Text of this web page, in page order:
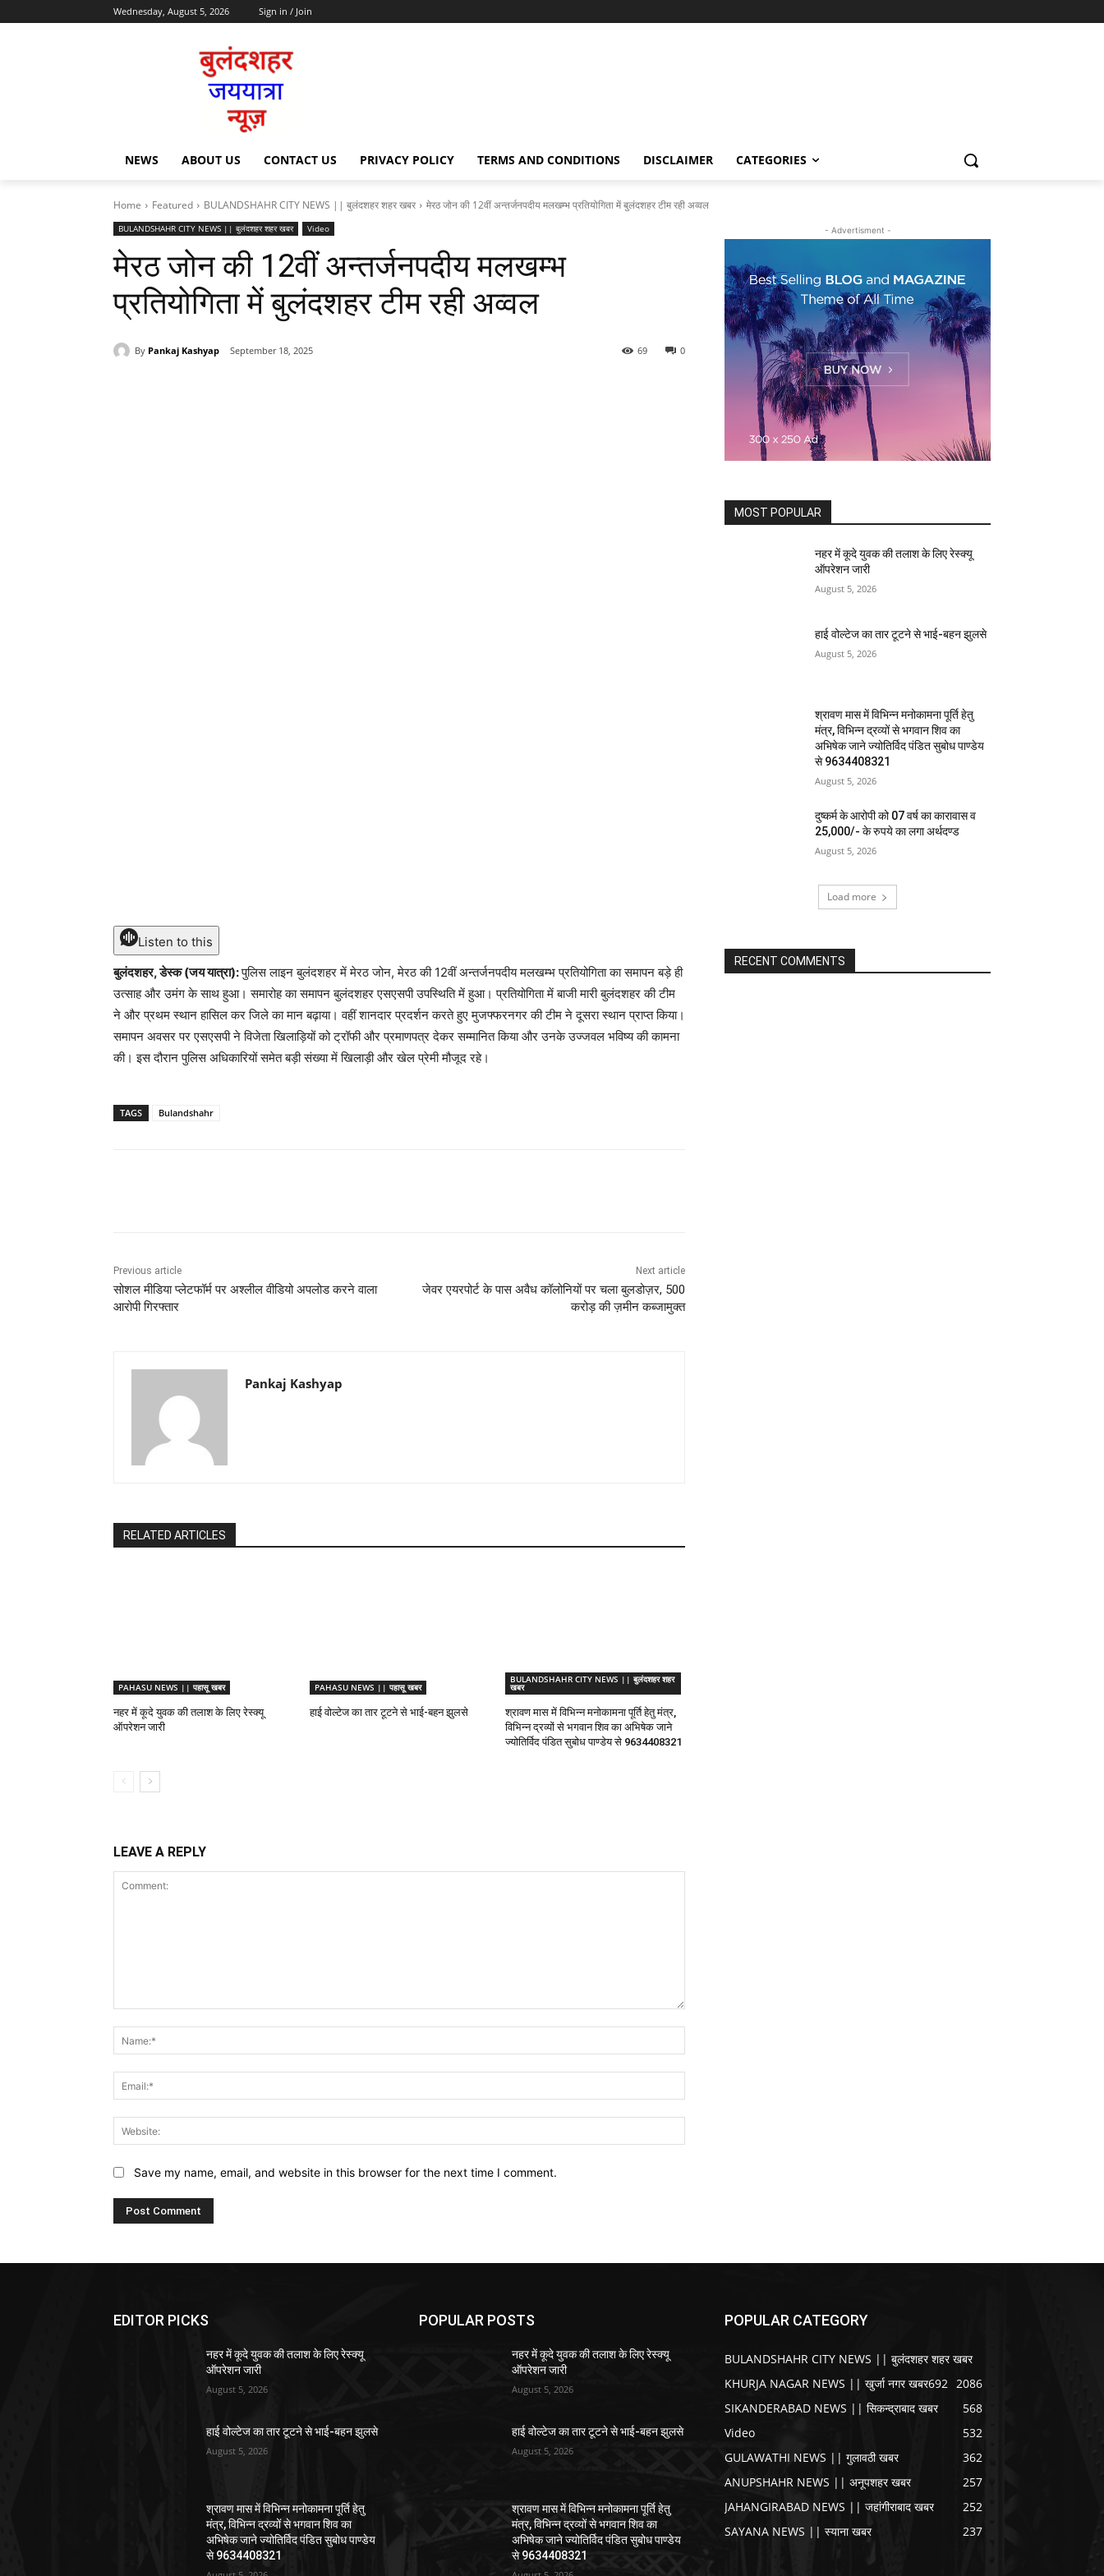
Wednesday, August 5, 2026 Sign in / Join
NEWS ABOUT US CONTACT US PRIVACY POLICY TERMS AND CONDITIONS DISCLAIMER CATEGORIES
Home Featured BULANDSHAHR CITY NEWS || बुलंदशहर शहर खबर मेरठ जोन की 12वीं अन्तर्जनपदीय मलखम्भ प्रतियोगिता में बुलंदशहर टीम रही अव्वल
BULANDSHAHR CITY NEWS || बुलंदशहर शहर खबर Video
मेरठ जोन की 12वीं अन्तर्जनपदीय मलखम्भ
प्रतियोगिता में बुलंदशहर टीम रही अव्वल
By Pankaj Kashyap September 18, 2025 0
69
Listen to this
बुलंदशहर, डेस्क (जय यात्रा):पुलिस लाइन बुलंदशहर में मेरठ जोन, मेरठ की 12वीं अन्तर्जनपदीय मलखम्भ प्रतियोगिता का समापन बड़े ही
उत्साह और उमंग के साथ हुआ। समारोह का समापन बुलंदशहर एसएसपी उपस्थिति में हुआ। प्रतियोगिता में बाजी मारी बुलंदशहर की टीम
ने और प्रथम स्थान हासिल कर जिले का मान बढ़ाया। वहीं शानदार प्रदर्शन करते हुए मुजफ्फरनगर की टीम ने दूसरा स्थान प्राप्त किया।
समापन अवसर पर एसएसपी ने विजेता खिलाड़ियों को ट्रॉफी और प्रमाणपत्र देकर सम्मानित किया और उनके उज्जवल भविष्य की कामना
की। इस दौरान पुलिस अधिकारियों समेत बड़ी संख्या में खिलाड़ी और खेल प्रेमी मौजूद रहे।
TAGS Bulandshahr
Previous article
सोशल मीडिया प्लेटफॉर्म पर अश्लील वीडियो अपलोड करने वाला
आरोपी गिरफ्तार
Next article
जेवर एयरपोर्ट के पास अवैध कॉलोनियों पर चला बुलडोज़र, 500
करोड़ की ज़मीन कब्जामुक्त
Pankaj Kashyap
RELATED ARTICLES
PAHASU NEWS || पहासू खबर
नहर में कूदे युवक की तलाश के लिए रेस्क्यू
ऑपरेशन जारी
PAHASU NEWS || पहासू खबर
हाई वोल्टेज का तार टूटने से भाई-बहन झुलसे
BULANDSHAHR CITY NEWS || बुलंदशहर शहर
खबर
श्रावण मास में विभिन्न मनोकामना पूर्ति हेतु मंत्र,
विभिन्न द्रव्यों से भगवान शिव का अभिषेक जाने
ज्योतिर्विद पंडित सुबोध पाण्डेय से 9634408321
LEAVE A REPLY
Save my name, email, and website in this browser for the next time I comment.
- Advertisment -
MOST POPULAR
नहर में कूदे युवक की तलाश के लिए रेस्क्यू
ऑपरेशन जारी
August 5, 2026
हाई वोल्टेज का तार टूटने से भाई-बहन झुलसे
August 5, 2026
श्रावण मास में विभिन्न मनोकामना पूर्ति हेतु
मंत्र, विभिन्न द्रव्यों से भगवान शिव का
अभिषेक जाने ज्योतिर्विद पंडित सुबोध पाण्डेय
से 9634408321
August 5, 2026
दुष्कर्म के आरोपी को 07 वर्ष का कारावास व
25,000/- के रुपये का लगा अर्थदण्ड
August 5, 2026
Load more
RECENT COMMENTS
EDITOR PICKS
नहर में कूदे युवक की तलाश के लिए रेस्क्यू
ऑपरेशन जारी
August 5, 2026
हाई वोल्टेज का तार टूटने से भाई-बहन झुलसे
August 5, 2026
श्रावण मास में विभिन्न मनोकामना पूर्ति हेतु
मंत्र, विभिन्न द्रव्यों से भगवान शिव का
अभिषेक जाने ज्योतिर्विद पंडित सुबोध पाण्डेय
से 9634408321
POPULAR POSTS
नहर में कूदे युवक की तलाश के लिए रेस्क्यू
ऑपरेशन जारी
August 5, 2026
हाई वोल्टेज का तार टूटने से भाई-बहन झुलसे
August 5, 2026
श्रावण मास में विभिन्न मनोकामना पूर्ति हेतु
मंत्र, विभिन्न द्रव्यों से भगवान शिव का
अभिषेक जाने ज्योतिर्विद पंडित सुबोध पाण्डेय
से 9634408321
POPULAR CATEGORY
BULANDSHAHR CITY NEWS || बुलंदशहर शहर खबर
2086
KHURJA NAGAR NEWS || खुर्जा नगर खबर692
SIKANDERABAD NEWS || सिकन्द्राबाद खबर
568
Video
532
GULAWATHI NEWS || गुलावठी खबर
362
ANUPSHAHR NEWS || अनूपशहर खबर
257
JAHANGIRABAD NEWS || जहांगीराबाद खबर
252
SAYANA NEWS || स्याना खबर
237